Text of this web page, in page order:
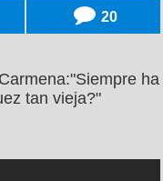
20
ha
tan vieja?"